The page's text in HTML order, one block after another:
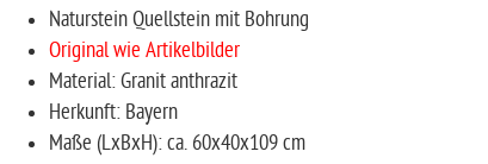
Naturstein Quellstein mit Bohrung
Original wie Artikelbilder
Material: Granit anthrazit
Herkunft: Bayern
Maße (LxBxH): ca. 60x40x109 cm